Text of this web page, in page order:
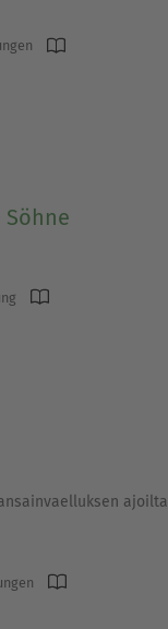
Söhne
ajoilta